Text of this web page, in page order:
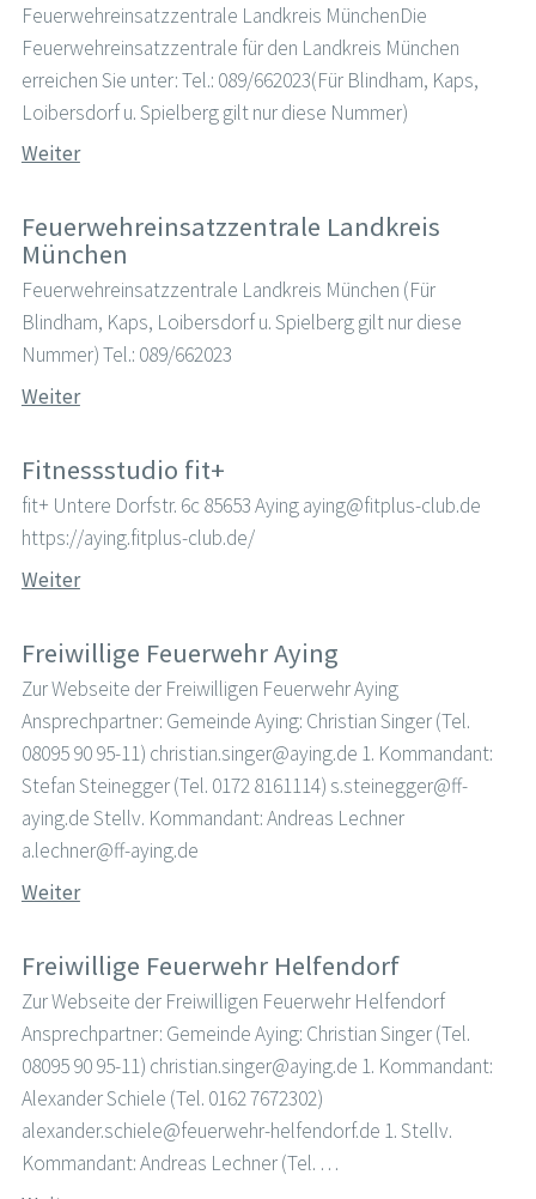
Feuerwehreinsatzzentrale Landkreis MünchenDie
Feuerwehreinsatzzentrale für den Landkreis München
erreichen Sie unter: Tel.: 089/662023(Für Blindham, Kaps,
Loibersdorf u. Spielberg gilt nur diese Nummer)
Weiter
Feuerwehreinsatzzentrale Landkreis
München
Feuerwehreinsatzzentrale Landkreis München (Für
Blindham, Kaps, Loibersdorf u. Spielberg gilt nur diese
Nummer) Tel.: 089/662023
Weiter
Fitnessstudio fit+
fit+ Untere Dorfstr. 6c 85653 Aying aying@fitplus-club.de
https://aying.fitplus-club.de/
Weiter
Freiwillige Feuerwehr Aying
Zur Webseite der Freiwilligen Feuerwehr Aying
Ansprechpartner: Gemeinde Aying: Christian Singer (Tel.
08095 90 95-11) christian.singer@aying.de 1. Kommandant:
Stefan Steinegger (Tel. 0172 8161114) s.steinegger@ff-
aying.de Stellv. Kommandant: Andreas Lechner
a.lechner@ff-aying.de
Weiter
Freiwillige Feuerwehr Helfendorf
Zur Webseite der Freiwilligen Feuerwehr Helfendorf
Ansprechpartner: Gemeinde Aying: Christian Singer (Tel.
08095 90 95-11) christian.singer@aying.de 1. Kommandant:
Alexander Schiele (Tel. 0162 7672302)
alexander.schiele@feuerwehr-helfendorf.de 1. Stellv.
Kommandant: Andreas Lechner (Tel. …